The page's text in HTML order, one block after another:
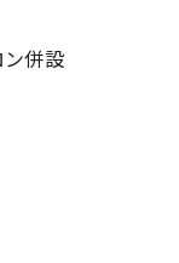
併設